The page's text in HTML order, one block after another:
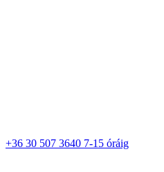
+36 30 507 3640 7-15 óráig